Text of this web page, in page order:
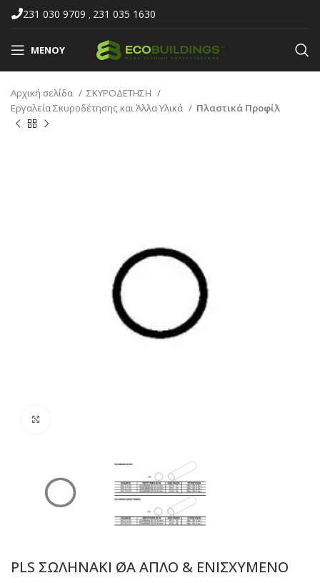
231 030 9709 , 231 035 1630
ΜΕΝΟΎ
Αρχική σελίδα
ΣΚΥΡΟΔΕΤΗΣΗ
Εργαλεία Σκυροδέτησης και Άλλα Υλικά
Πλαστικά Προφίλ
PLS ΣΩΛΗΝΑΚΙ ØA ΑΠΛΟ & ΕΝΙΣΧΥΜΕΝΟ